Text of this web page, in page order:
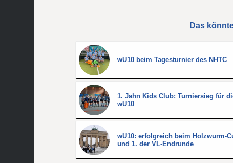
Das
wU10 beim Tagesturnier des NHTC
1. Jahn Kids Club: Turniersieg für
wU10
wU10: erfolgreich beim Holzwurm-
und 1. der VL-Endrunde